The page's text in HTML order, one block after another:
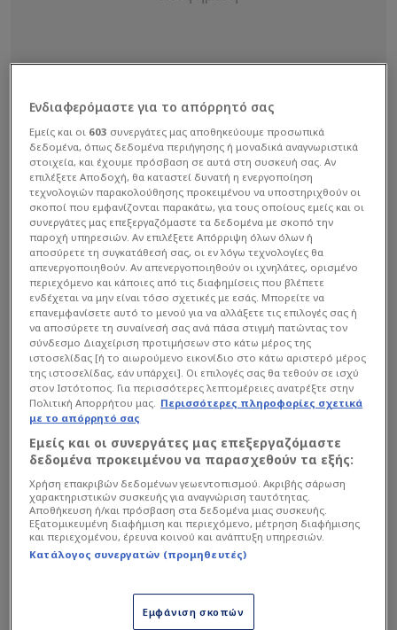
Η πρώτη σεζόν του Κρίστιαν Κίβου στον πάγκο
της Ιντερ μόνο ονειρεμένη μπορεί να
χαρακτηριστεί, με τους «νερατζούρι» όχι απλά
να επιστρέφουν στην κορυφή και στο σκουντέτο,
αλλά να το συνδυάζουν και με το 10ο κύπελλο
στην ιστορία του συλλόγου μετά από το 2-0 επί
τηςΛάτσιοστον τελικό. Η Ιντερ προηγήθηκε με
το αυτογκόλ του Εντμουντσον στο 47ο λεπτό,
αλλά στο δεύτερο λεπτό των καθυστερήσεων η
Βερόνα βρήκε το γκολ της ισοφάρισης με τον
Μπόουϊ.
εντός του γηπέδου καθώς και απονομή των
μεταλλίων και του τροπαίου της πρωταθλήτριας
Ενδιαφερόμαστε για το απόρρητό σας
Εμείς και οι 603 συνεργάτες μας αποθηκεύουμε προσωπικά
δεδομένα, όπως δεδομένα περιήγησης ή μοναδικά αναγνωριστικά
στοιχεία, και έχουμε πρόσβαση σε αυτά στη συσκευή σας. Αν
επιλέξετε Αποδοχή, θα καταστεί δυνατή η ενεργοποίηση
τεχνολογιών παρακολούθησης προκειμένου να υποστηριχθούν οι
σκοποί που εμφανίζονται παρακάτω, για τους οποίους εμείς και οι
συνεργάτες μας επεξεργαζόμαστε τα δεδομένα με σκοπό την
παροχή υπηρεσιών. Αν επιλέξετε Απόρριψη όλων όλων ή
αποσύρετε τη συγκατάθεσή σας, οι εν λόγω τεχνολογίες θα
απενεργοποιηθούν. Αν απενεργοποιηθούν οι ιχνηλάτες, ορισμένο
περιεχόμενο και κάποιες από τις διαφημίσεις που βλέπετε
ενδέχεται να μην είναι τόσο σχετικές με εσάς. Μπορείτε να
επανεμφανίσετε αυτό το μενού για να αλλάξετε τις επιλογές σας ή
να αποσύρετε τη συναίνεσή σας ανά πάσα στιγμή πατώντας τον
σύνδεσμο Διαχείριση προτιμήσεων στο κάτω μέρος της
ιστοσελίδας [ή το αιωρούμενο εικονίδιο στο κάτω αριστερό μέρος
της ιστοσελίδας, εάν υπάρχει]. Οι επιλογές σας θα τεθούν σε ισχύ
στον Ιστότοπος. Για περισσότερες λεπτομέρειες ανατρέξτε στην
Πολιτική Απορρήτου μας. Περισσότερες πληροφορίες σχετικά
με το απόρρητό σας
Εμείς και οι συνεργάτες μας επεξεργαζόμαστε
δεδομένα προκειμένου να παρασχεθούν τα εξής:
Χρήση επακριβών δεδομένων γεωεντοπισμού. Ακριβής σάρωση
χαρακτηριστικών συσκευής για αναγνώριση ταυτότητας.
Αποθήκευση ή/και πρόσβαση στα δεδομένα μιας συσκευής.
Εξατομικευμένη διαφήμιση και περιεχόμενο, μέτρηση διαφήμισης
και περιεχομένου, έρευνα κοινού και ανάπτυξη υπηρεσιών.
Κατάλογος συνεργατών (προμηθευτές)
Εμφάνιση σκοπών